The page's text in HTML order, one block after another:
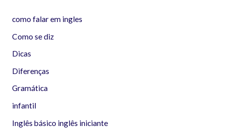
como falar em ingles
Como se diz
Dicas
Diferenças
Gramática
infantil
Inglês básico inglês iniciante